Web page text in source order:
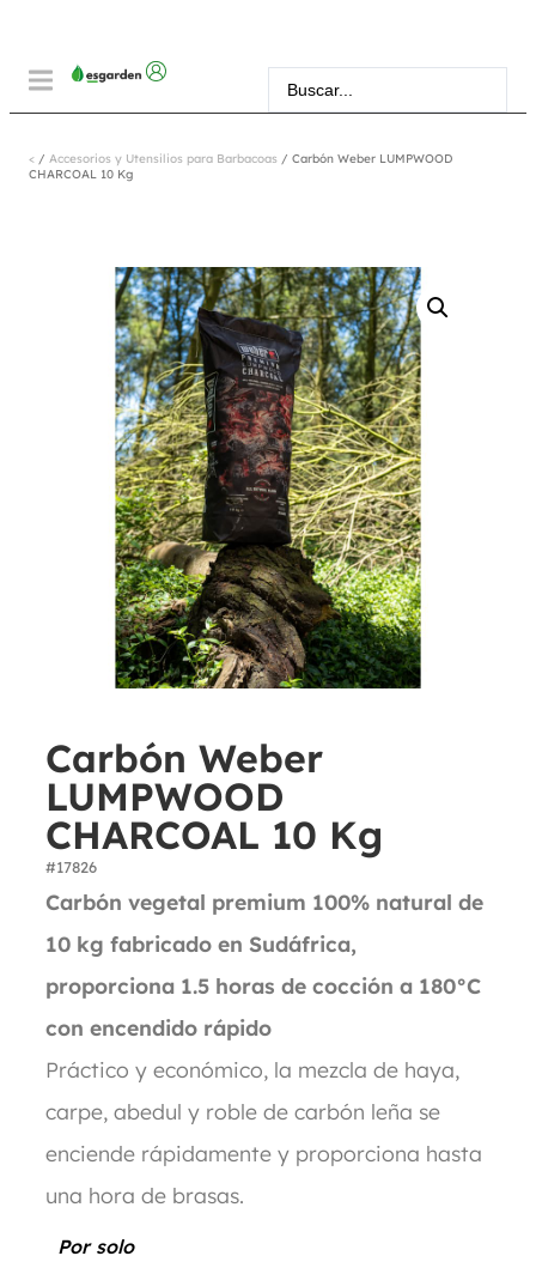
< / Accesorios y Utensilios para Barbacoas / Carbón Weber LUMPWOOD
CHARCOAL 10 Kg
Carbón Weber
LUMPWOOD
CHARCOAL 10 Kg
#17826
Carbón vegetal premium 100% natural de
10 kg fabricado en Sudáfrica,
proporciona 1.5 horas de cocción a 180°C
con encendido rápido
Práctico y económico, la mezcla de haya,
carpe, abedul y roble de carbón leña se
enciende rápidamente y proporciona hasta
una hora de brasas.
Por solo